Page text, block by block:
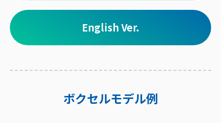
English Ver.
ボクセルモデル例